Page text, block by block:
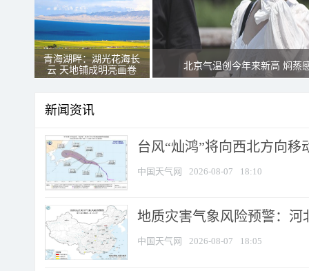
青海湖畔：湖光花海长
云 天地铺成明亮画卷
北京气温创今年来新高 焖蒸
新闻资讯
台风“灿鸿”将向西北方向移
中国天气网 2026-08-07 18:10
地质灾害气象风险预警：河
中国天气网 2026-08-07 18:05